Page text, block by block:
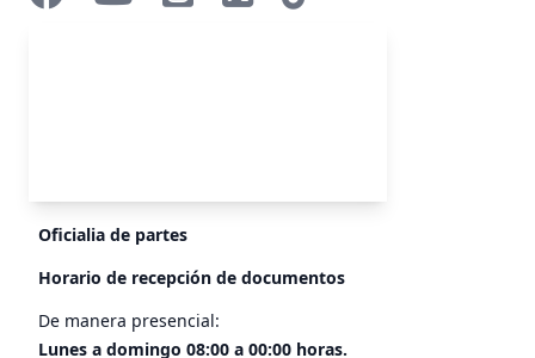
Oficialia de partes
Horario de recepción de documentos
De manera presencial:
Lunes a domingo 08:00 a 00:00 horas.